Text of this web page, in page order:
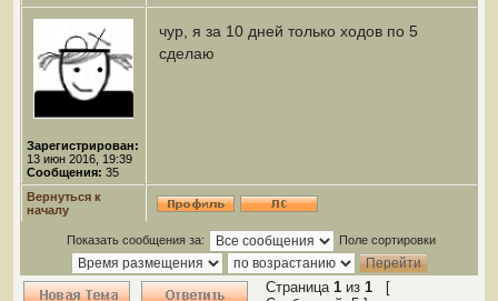
Зарегистрирован:
13 июн 2016, 19:39
Сообщения: 35
чур, я за 10 дней только ходов по 5
сделаю
Вернуться к
началу
Показать сообщения за: Поле сортировки
Страница 1 из 1 [